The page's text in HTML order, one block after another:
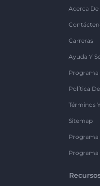
Acerca De
Carreras
Ayuda Y
Programa
Política
Términos
Sitemap
Programa
Programa